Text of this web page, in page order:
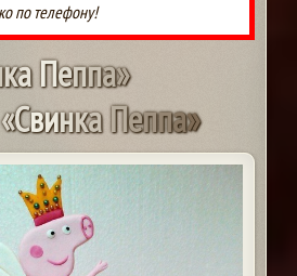
по телефону!
каПеппа»
«СвинкаПеппа»